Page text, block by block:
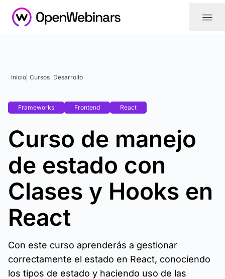
|||
Inicio Cursos Desarrollo
Frameworks Frontend React
Curso de manejo
de estado con
Clases y Hooks en
React
Con este curso aprenderás a gestionar
correctamente el estado en React, conociendo
los tipos de estado y haciendo uso de las